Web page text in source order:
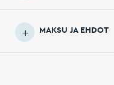
MAKSU JA EHDOT